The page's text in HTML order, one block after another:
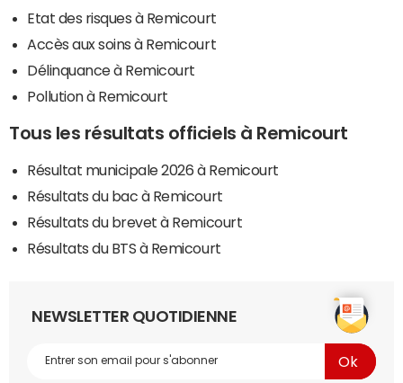
Etat des risques à Remicourt
Accès aux soins à Remicourt
Délinquance à Remicourt
Pollution à Remicourt
Tous les résultats officiels à Remicourt
Résultat municipale 2026 à Remicourt
Résultats du bac à Remicourt
Résultats du brevet à Remicourt
Résultats du BTS à Remicourt
NEWSLETTER QUOTIDIENNE